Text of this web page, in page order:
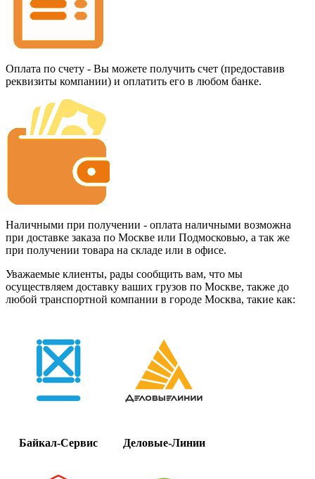
Оплата по счету - Вы можете получить счет (предоставив
реквизиты компании) и оплатить его в любом банке.
Наличными при получении - оплата наличными возможна
при доставке заказа по Москве или Подмосковью, а так же
при получении товара на складе или в офисе.
Уважаемые клиенты, рады сообщить вам, что мы
осуществляем доставку ваших грузов по Москве, также до
любой транспортной компании в городе Москва, такие как:
Байкал-Сервис Деловые-Линии